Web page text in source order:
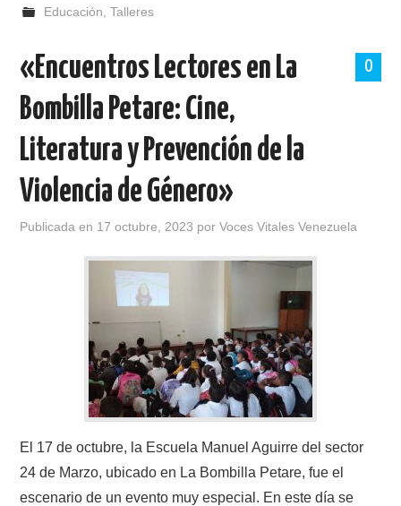
Educación Talleres
0
«Encuentros Lectores en La
Bombilla Petare: Cine,
Literatura y Prevención de la
Violencia de Género»
Publicada en 17 octubre, 2023 porVoces Vitales Venezuela
El 17 de octubre, la Escuela Manuel Aguirre del sector
24 de Marzo, ubicado en La Bombilla Petare, fue el
escenario de un evento muy especial. En este día se